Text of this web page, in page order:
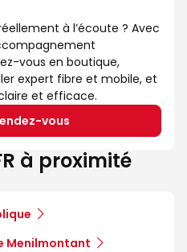
à l’écoute ? Avec
vous en boutique,
expert fibre et mobile, et
et efficace.
vous
à proximité
Menilmontant